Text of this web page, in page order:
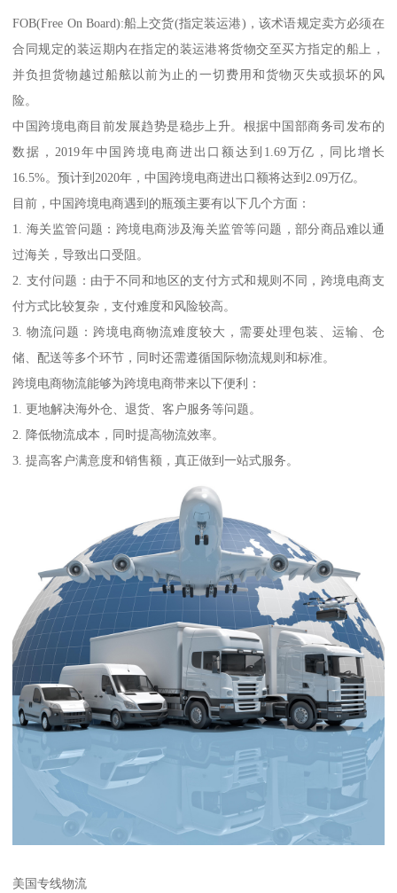
FOB(Free On Board):船上交货(指定装运港)，该术语规定卖方必须在
合同规定的装运期内在指定的装运港将货物交至买方指定的船上，
并负担货物越过船舷以前为止的一切费用和货物灭失或损坏的风
险。
中国跨境电商目前发展趋势是稳步上升。根据中国部商务司发布的
数据，2019年中国跨境电商进出口额达到1.69万亿，同比增长
16.5%。预计到2020年，中国跨境电商进出口额将达到2.09万亿。
目前，中国跨境电商遇到的瓶颈主要有以下几个方面：
1. 海关监管问题：跨境电商涉及海关监管等问题，部分商品难以通
过海关，导致出口受阻。
2. 支付问题：由于不同和地区的支付方式和规则不同，跨境电商支
付方式比较复杂，支付难度和风险较高。
3. 物流问题：跨境电商物流难度较大，需要处理包装、运输、仓
储、配送等多个环节，同时还需遵循国际物流规则和标准。
跨境电商物流能够为跨境电商带来以下便利：
1. 更地解决海外仓、退货、客户服务等问题。
2. 降低物流成本，同时提高物流效率。
3. 提高客户满意度和销售额，真正做到一站式服务。
美国专线物流